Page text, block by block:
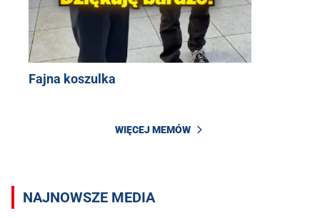
Fajna koszulka
WIĘCEJ MEMÓW
NAJNOWSZE MEDIA